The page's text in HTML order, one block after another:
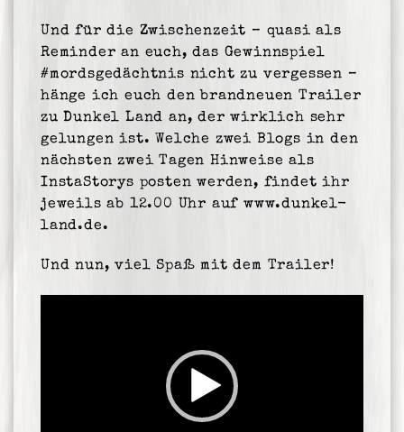
Und für die Zwischenzeit – quasi als
Reminder an euch, das Gewinnspiel
#mordsgedächtnis nicht zu vergessen –
hänge ich euch den brandneuen Trailer
zu Dunkel Land an, der wirklich sehr
gelungen ist. Welche zwei Blogs in den
nächsten zwei Tagen Hinweise als
InstaStorys posten werden, findet ihr
jeweils ab 12.00 Uhr auf www.dunkel-
land.de.
Und nun, viel Spaß mit dem Trailer!